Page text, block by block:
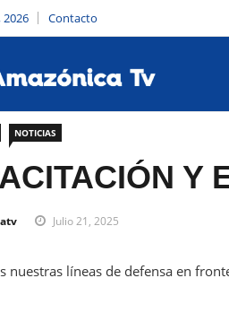
2026 Contacto
NOTICIAS
Y
Julio 21, 2025
nuestras líneas de defensa en